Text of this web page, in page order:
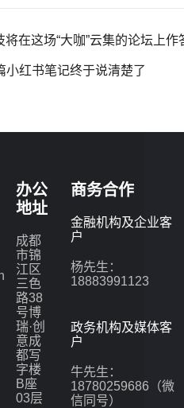
在这场“大咖”云集的论坛上作
小红书笔记终于说清楚了
办公
地址
成都
市锦
江区
三色
路38
号博
瑞·创
意成
都写
字楼
B座
03层
商务合作
金融机构及企业客
户
杨先生：
18883991123
政务机构及媒体客
户
牛先生：
18780259686（微
信同号）